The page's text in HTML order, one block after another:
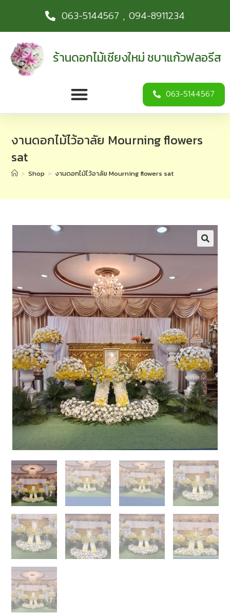
063-5144567 , 094-8911234
ร้านดอกไม้เชียงใหม่ ชบาแก้วฟลอรีส
063-5144567
งานดอกไม้ไว้อาลัย Mourning flowers
sat
> Shop > งานดอกไม้ไว้อาลัย Mourning flowers sat